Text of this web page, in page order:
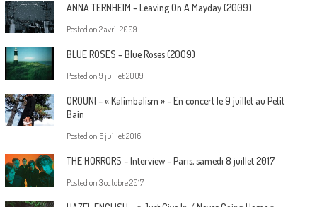
ANNA TERNHEIM – Leaving On A Mayday (2009)
Posted on 2 avril 2009
BLUE ROSES – Blue Roses (2009)
Posted on 9 juillet 2009
OROUNI – « Kalimbalism » – En concert le 9 juillet au Petit
Bain
Posted on 6 juillet 2016
THE HORRORS – Interview – Paris, samedi 8 juillet 2017
Posted on 3 octobre 2017